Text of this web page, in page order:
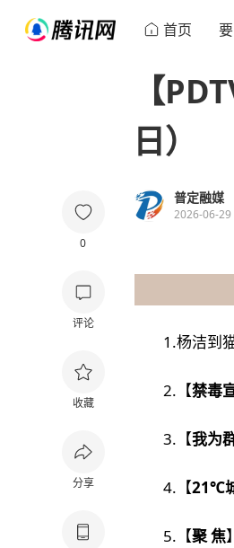
首页
0
评论
收藏
分享
【
日）
普定融媒
2026-06-29
1.杨洁到
2.【禁毒
3. 【我为
4.【21℃
5.【聚 焦